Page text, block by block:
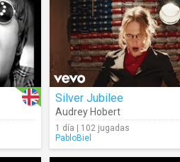
Silver Jubilee
Audrey Hobert
1 día | 102 jugadas
PabloBiel